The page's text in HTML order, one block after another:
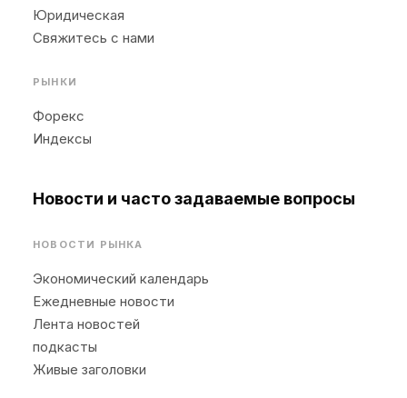
Юридическая
Свяжитесь с нами
РЫНКИ
Форекс
Индексы
Новости и часто задаваемые вопросы
НОВОСТИ РЫНКА
Экономический календарь
Ежедневные новости
Лента новостей
подкасты
Живые заголовки